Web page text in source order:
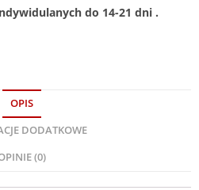
do 14-21 dni .
OPIS
DODATKOWE
(0)